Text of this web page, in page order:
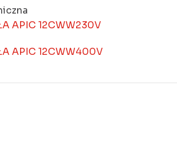
APIC 12CWW230V
APIC 12CWW400V